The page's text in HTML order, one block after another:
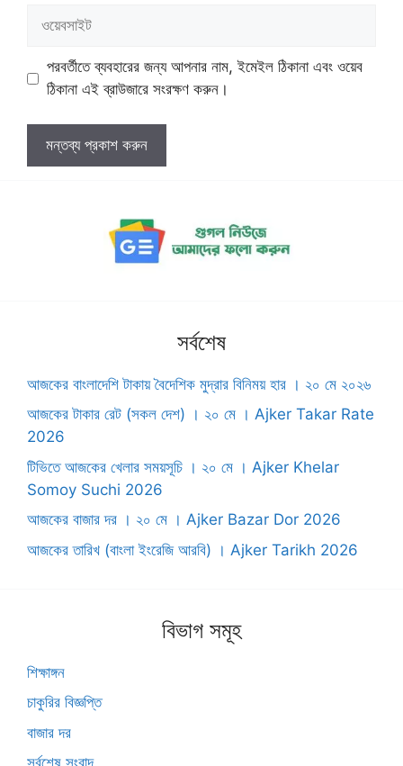
পরবর্তীতে ব্যবহারের জন্য আপনার নাম, ইমেইল ঠিকানা এবং ওয়েব
ঠিকানা এই ব্রাউজারে সংরক্ষণ করুন।
সর্বশেষ
আজকের বাংলাদেশি টাকায় বৈদেশিক মুদ্রার বিনিময় হার । ২০ মে ২০২৬
আজকের টাকার রেট (সকল দেশ) । ২০ মে । ‍Ajker Takar Rate
2026
টিভিতে আজকের খেলার সময়সূচি । ২০ মে । Ajker Khelar
Somoy Suchi 2026
আজকের বাজার দর । ২০ মে । Ajker Bazar Dor 2026
আজকের তারিখ (বাংলা ইংরেজি আরবি) । Ajker Tarikh 2026
বিভাগ সমূহ
শিক্ষাঙ্গন
চাকুরির বিজ্ঞপ্তি
বাজার দর